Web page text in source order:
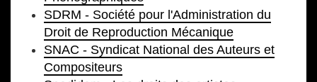
SDRM - Société pour l'Administration du
Droit de Reproduction Mécanique
SNAC - Syndicat National des Auteurs et
Compositeurs